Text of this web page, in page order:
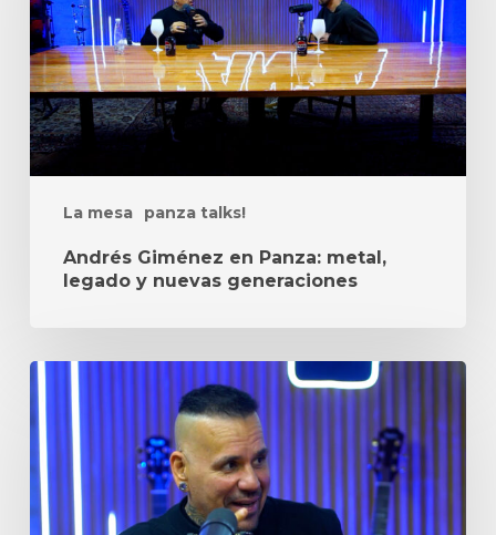
La mesa panza talks!
metal,
legado
y
nuevas
generaciones
Andrés Giménez en Panza: metal,
legado y nuevas generaciones
Andrés
Giménez:
“Mi
siempre
fue